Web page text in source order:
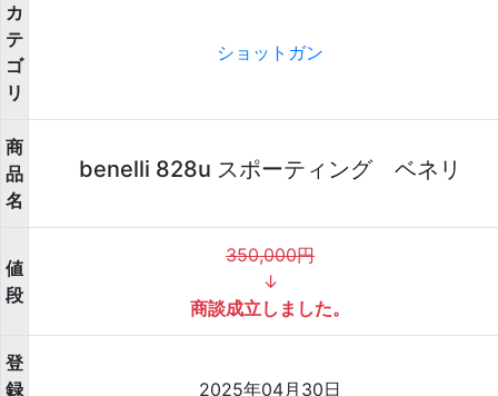
カ
テ
ゴ
リ
ショットガン
商
品
名
benelli 828u スポーティング ベネリ
値
段
350,000円
↓
商談成立しました。
登
録
2025年04月30日